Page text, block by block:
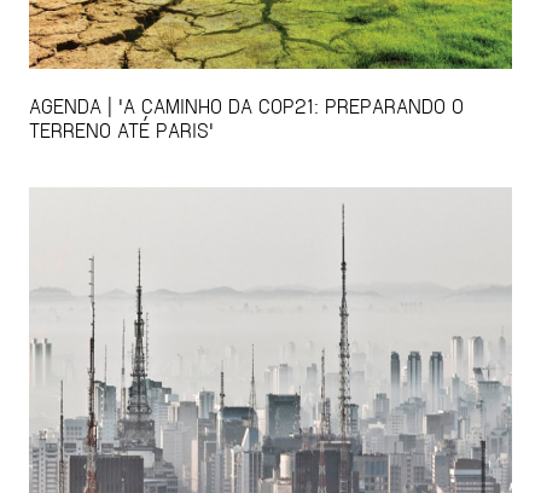
AGENDA | 'A CAMINHO DA COP21: PREPARANDO O
TERRENO ATÉ PARIS'